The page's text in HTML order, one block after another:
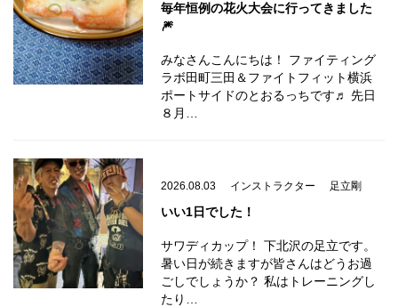
毎年恒例の花火大会に行ってきました
🎆
みなさんこんにちは！ ファイティング
ラボ田町三田＆ファイトフィット横浜
ポートサイドのとおるっちです♬ 先日
８月…
2026.08.03 インストラクター 足立剛
いい1日でした！
サワディカップ！ 下北沢の足立です。
暑い日が続きますが皆さんはどうお過
ごしでしょうか？ 私はトレーニングし
たり…